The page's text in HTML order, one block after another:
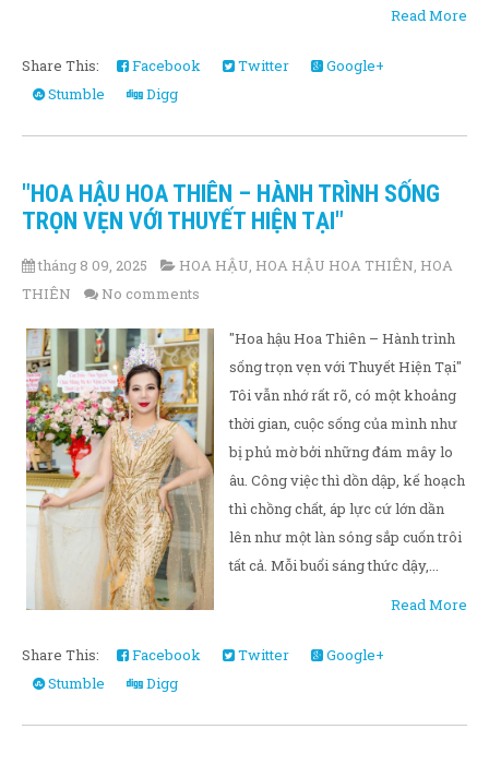
Read More
Share This: Facebook Twitter
Google+
Stumble
Digg
"HOA HẬU HOA THIÊN – HÀNH TRÌNH SỐNG
TRỌN VẸN VỚI THUYẾT HIỆN TẠI"
tháng 8 09, 2025 HOA HẬU, HOA HẬU HOA THIÊN, HOA
THIÊN
No comments
"Hoa hậu Hoa Thiên – Hành trình
sống trọn vẹn với Thuyết Hiện Tại"
Tôi vẫn nhớ rất rõ, có một khoảng
thời gian, cuộc sống của mình như
bị phủ mờ bởi những đám mây lo
âu. Công việc thì dồn dập, kế hoạch
thì chồng chất, áp lực cứ lớn dần
lên như một làn sóng sắp cuốn trôi
tất cả. Mỗi buổi sáng thức dậy,...
Read More
Share This: Facebook Twitter
Google+
Stumble
Digg